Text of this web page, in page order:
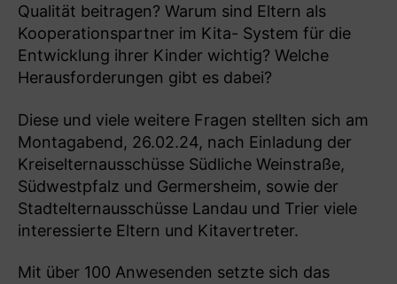
Qualität beitragen? Warum sind Eltern als
Kooperationspartner im Kita- System für die
Entwicklung ihrer Kinder wichtig? Welche
Herausforderungen gibt es dabei?
Diese und viele weitere Fragen stellten sich am
Montagabend, 26.02.24, nach Einladung der
Kreiselternausschüsse Südliche Weinstraße,
Südwestpfalz und Germersheim, sowie der
Stadtelternausschüsse Landau und Trier viele
interessierte Eltern und Kitavertreter.
Mit über 100 Anwesenden setzte sich das